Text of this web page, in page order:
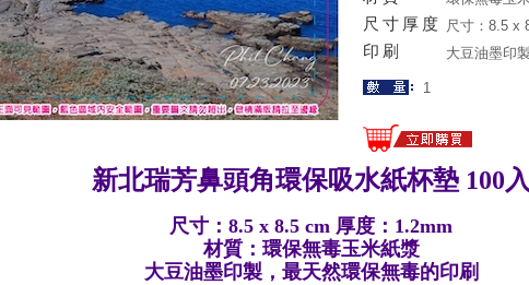
尺寸厚度
印刷
新北瑞芳鼻頭角環保吸水紙杯墊 100入
尺寸：8.5 x 8.5 cm 厚度：1.2mm
材質：環保無毒玉米紙漿
大豆油墨印製，最天然環保無毒的印刷